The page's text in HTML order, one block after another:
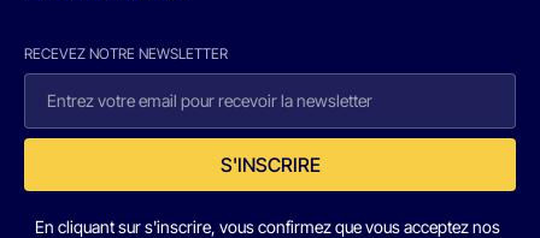
RECEVEZ NOTRE NEWSLETTER
S'INSCRIRE
En cliquant sur s'inscrire, vous confirmez que vous acceptez nos